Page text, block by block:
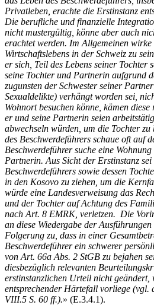
Privatleben, erachte die Erstinstanz
Die berufliche und finanzielle
nicht mustergültig, könne aber auch
erachtet werden. Im Allgemeinen wirke
Wirtschaftslebens in der Schweiz zu
er sich, Teil des Lebens seiner Tochter
seine Tochter und Partnerin aufgrund
zugunsten der Schwester seiner
Sexualdelikte) verhängt worden sei,
Wohnort besuchen könne, kämen
er und seine Partnerin seien
abwechseln würden, um die Tochter
des Beschwerdeführers schaue oft auf
Beschwerdeführer suche eine
Partnerin. Aus Sicht der Erstinstanz
Beschwerdeführers sowie dessen
in den Kosovo zu ziehen, um die
würde eine Landesverweisung das
und der Tochter auf Achtung des
nach Art. 8 EMRK, verletzen. Die
an diese Wiedergabe der
Folgerung zu, dass in einer
Beschwerdeführer ein schwerer
von Art. 66a Abs. 2 StGB zu bejahen
diesbezüglich relevanten
erstinstanzlichen Urteil nicht geändert,
entsprechender Härtefall vorliege (vgl.
VIII.5 S. 60 ff.).» (E.3.4.1).